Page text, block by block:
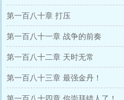
第一百八十章 打压
第一百八十一章 战争的前奏
第一百八十二章 天时无常
第一百八十三章 最强金丹！